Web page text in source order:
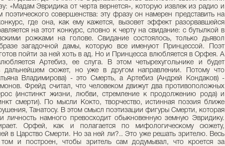
«Мадам Эвридика от черта вернется», которую извлек из радио и
поэтического совершенства: эту фразу он намерен представить на
где она, как ему кажется, вызовет эффект разорвавшейся
на этот конкурс, словно к черту на свидание: с бутылкой в
рожками на голове. Свидание состоялось, только дьявол
загадочной дамы, которую все именуют Принцессой. Поэт
пойти за ней хоть в ад. Но и Принцесса влюбляется в Орфея. А
Артебиз, ее слуга. В этом четырехугольнике и будет
дальнейшем сюжет, но уже в другом направлении. Потому что
Владимирова) - это Смерть, а Артебиз (Андрей Кондаков) -
Фрейд считал, что человеком движут два противоположных
(инстинкт жизни, любви, стремление к продолжению рода) и
смерти). По мысли Кокто, творчество, истинная поэзия ближе
Танатосу. В этом смысл поэтизации фигуры Смерти, которая
личность намного превосходит обыкновенную земную Эвридику.
Орфей, как и полагается по мифологическому сюжету,
в Царство Смерти. Но за ней ли?.. Это уже решать зрителю. Весь
том и построен, чтобы зритель сам додумывал, что кроется за